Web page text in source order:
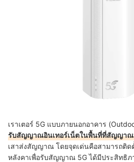
เราเตอร์ 5G แบบภายนอกอาคาร
รับสัญญาณอินเทอร์เน็ตในพื้นที่ที่สัญญาณ
เสาส่งสัญญาณ โดยจุดเด่นคือสามารถติด
หลังคาเพื่อรับสัญญาณ 5G ได้มีประสิทธิภ